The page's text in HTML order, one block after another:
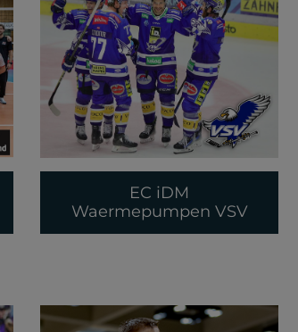
EC iDM
Waermepumpen VSV